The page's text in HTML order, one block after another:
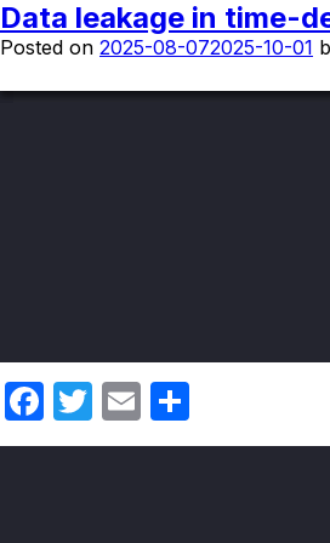
Miesiąc:
Fundamentals from
Posted on 2025-08-282026-03-30
Facebook
Twitter
EmailShare
Data leakage in time-
Posted on 2025-08-072025-10-01
Facebook
Twitter
Email